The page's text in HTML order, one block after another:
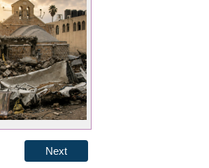
Next